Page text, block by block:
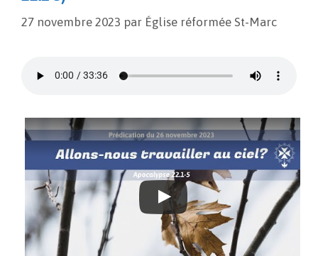
27 novembre 2023 par Église réformée St-Marc